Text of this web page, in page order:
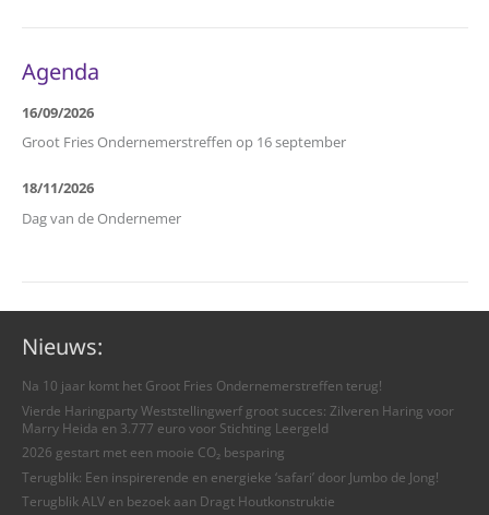
Agenda
16/09/2026
Groot Fries Ondernemerstreffen op 16 september
18/11/2026
Dag van de Ondernemer
Nieuws:
Na 10 jaar komt het Groot Fries Ondernemerstreffen terug!
Vierde Haringparty Weststellingwerf groot succes: Zilveren Haring voor
Marry Heida en 3.777 euro voor Stichting Leergeld
2026 gestart met een mooie CO₂ besparing
Terugblik: Een inspirerende en energieke ‘safari’ door Jumbo de Jong!
Terugblik ALV en bezoek aan Dragt Houtkonstruktie